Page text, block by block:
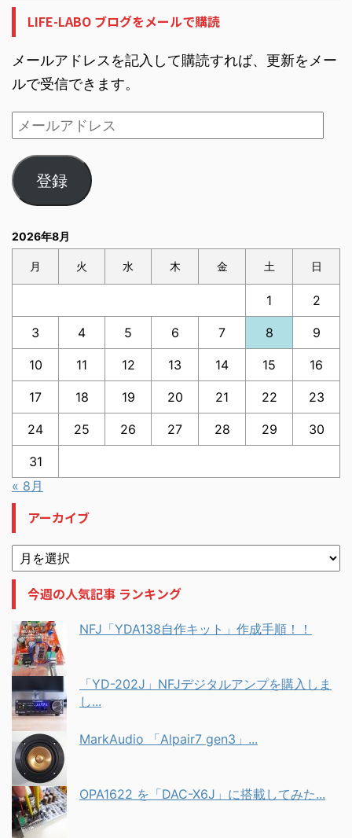
LIFE-LABO ブログをメールで購読
メールアドレスを記入して購読すれば、更新をメー
ルで受信できます。
登録
2026年8月
月 火 水 木 金 土 日
1 2
3 4 5 6 7 8 9
10 11 12 13 14 15 16
17 18 19 20 21 22 23
24 25 26 27 28 29 30
31
« 8月
アーカイブ
今週の人気記事 ランキング
NFJ「YDA138自作キット」作成手順！！
「YD-202J」NFJデジタルアンプを購入しま
し...
MarkAudio 「Alpair7 gen3」...
OPA1622 を「DAC-X6J」に搭載してみた...